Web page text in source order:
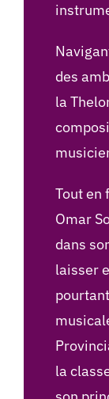
des
la
Tout en
Omar
dans
laisser
la